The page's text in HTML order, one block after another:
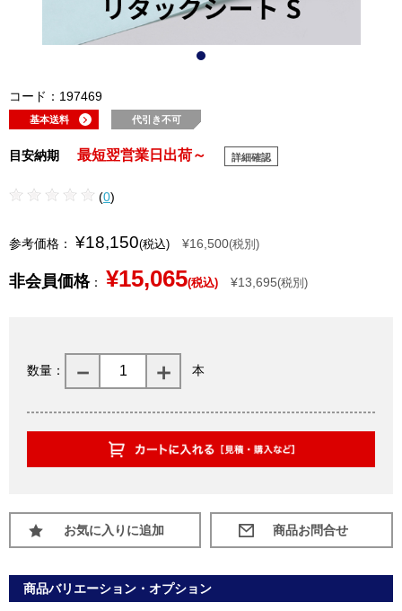
コード：197469
基本送料 代引き不可
目安納期 最短翌営業日出荷～ 詳細確認
(0)
参考価格： ¥18,150(税込) ¥16,500(税別)
非会員価格： ¥15,065(税込) ¥13,695(税別)
数量： 本
お気に入りに追加
商品バリエーション・オプション